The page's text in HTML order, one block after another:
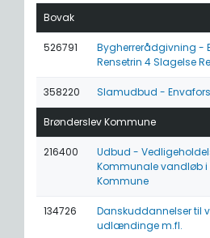
Bovak
526791
Bygherrerådgivning -
Rensetrin 4 Slagelse
358220 Slamudbud -
Brønderslev Kommune
216400
Udbud -
Kommunale vandløb i
Kommune
134726
Danskuddannelser til
udlændinge m.fl.